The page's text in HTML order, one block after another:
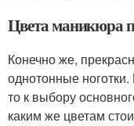
Цвета маникюра
Конечно же,
однотонные
то к выбору
каким же цветам